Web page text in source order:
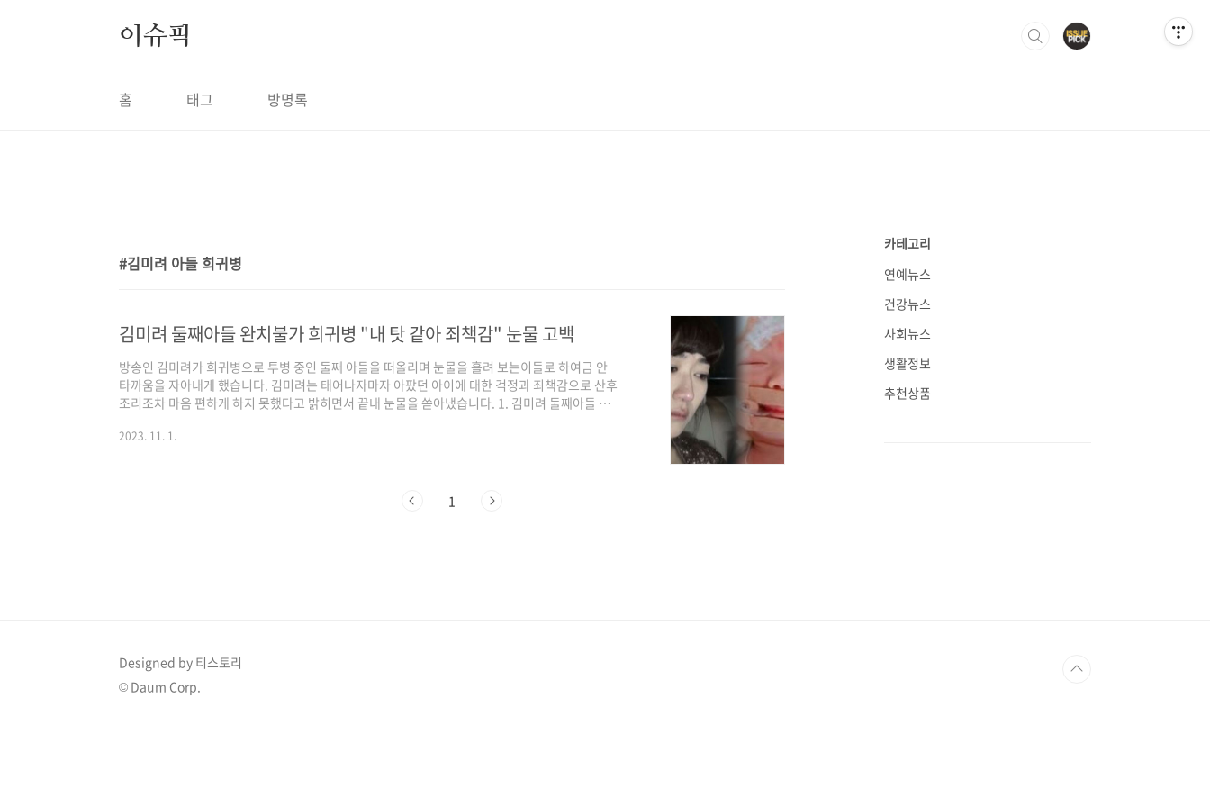
이슈픽
홈 태그 방명록
김미려 아들 희귀병
김미려 둘째아들 완치불가 희귀병 "내 탓 같아 죄책감" 눈물 고백
방송인 김미려가 희귀병으로 투병 중인 둘째 아들을 떠올리며 눈물을 흘려 보는이들로 하여금 안
타까움을 자아내게 했습니다. 김미려는 태어나자마자 아팠던 아이에 대한 걱정과 죄책감으로 산후
조리조차 마음 편하게 하지 못했다고 밝히면서 끝내 눈물을 쏟아냈습니다. 1. 김미려 둘째아들 희
고민을 전했습니다. 둘째 이온 군의 희귀병 투병으로 힘든 시간을 보냈던 김미려는 “아이를 낳자마
2023. 11. 1.
1
카테고리
연예뉴스
건강뉴스
사회뉴스
생활정보
추천상품
Designed by 티스토리
© Daum Corp.